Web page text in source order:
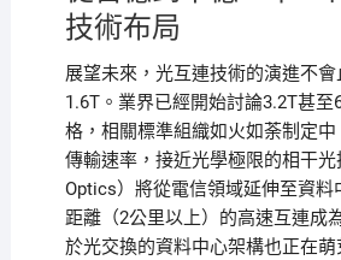
技術布局
展望未來，光互連技術的演進不會
1.6T。業界已經開始討論3.2T甚至
格，相關標準組織如火如荼制定
傳輸速率，接近光學極限的相干
Optics）將從電信領域延伸至資料
距離（2公里以上）的高速互連成
於光交換的資料中心架構也正在